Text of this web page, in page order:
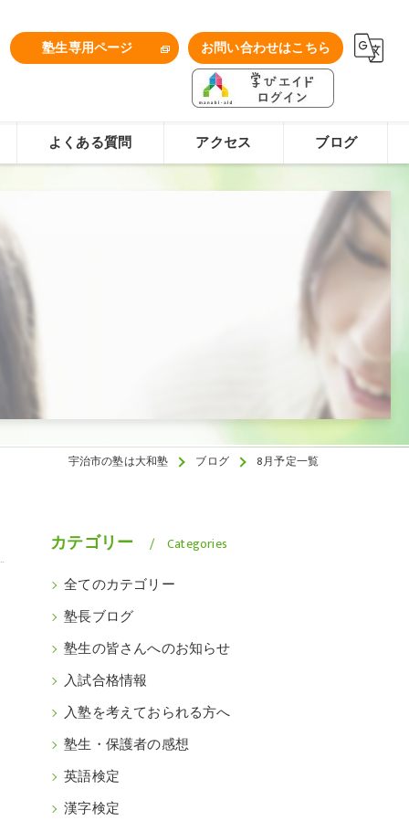
塾生専用ページ お問い合わせはこちら
よくある質問 アクセス ブログ
宇治市の塾は大和塾 ブログ 8月予定一覧
カテゴリー Categories
全てのカテゴリー
塾長ブログ
塾生の皆さんへのお知らせ
入試合格情報
入塾を考えておられる方へ
塾生・保護者の感想
英語検定
漢字検定